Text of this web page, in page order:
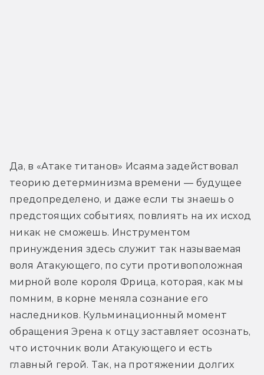
Да, в «Атаке титанов» Исаяма задействовал
теорию детерминизма времени — будущее
предопределено, и даже если ты знаешь о
предстоящих событиях, повлиять на их исход
никак не сможешь. Инструментом
принуждения здесь служит так называемая
воля Атакующего, по сути противоположная
мирной воле короля Фрица, которая, как мы
помним, в корне меняла сознание его
наследников. Кульминационный момент
обращения Эрена к отцу заставляет осознать,
что источник воли Атакующего и есть
главный герой. Так, на протяжении долгих